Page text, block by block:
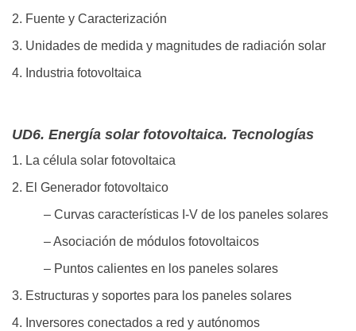
2. Fuente y Caracterización
3. Unidades de medida y magnitudes de radiación solar
4. Industria fotovoltaica
UD6. Energía solar fotovoltaica. Tecnologías
1. La célula solar fotovoltaica
2. El Generador fotovoltaico
– Curvas características I-V de los paneles solares
– Asociación de módulos fotovoltaicos
– Puntos calientes en los paneles solares
3. Estructuras y soportes para los paneles solares
4. Inversores conectados a red y autónomos